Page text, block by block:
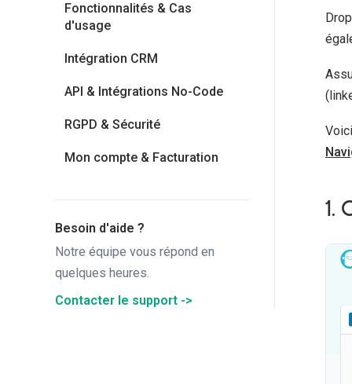
Fonctionnalités & Cas
d'usage
Intégration CRM
API & Intégrations No-Code
RGPD & Sécurité
Mon compte & Facturation
Besoin d'aide ?
Notre équipe vous répond en
quelques heures.
Contacter le support ->
1.